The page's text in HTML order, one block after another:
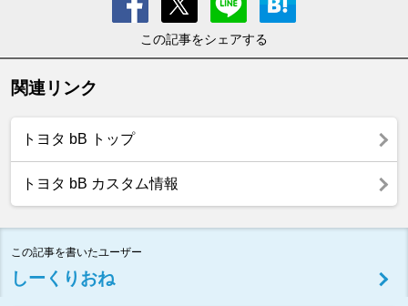
この記事をシェアする
関連リンク
トヨタ bB トップ
トヨタ bB カスタム情報
この記事を書いたユーザー
しーくりおね